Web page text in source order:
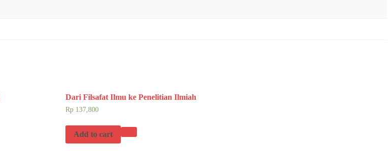
Dari Filsafat Ilmu ke Penelitian Ilmiah
Rp137,800
Add to cart